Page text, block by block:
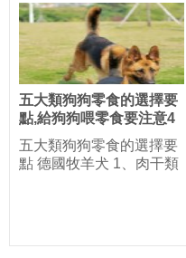
五大類狗狗零食的選擇要
點,給狗狗喂零食要注意4
點
五大類狗狗零食的選擇要
點 德國牧羊犬 1、肉干類